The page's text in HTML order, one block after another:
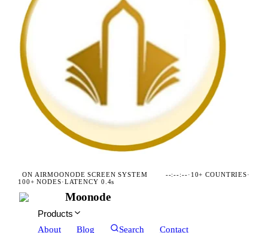
ON AIRMOONODE SCREEN SYSTEM --:--:--· 10+ COUNTRIES·
100+ NODES·LATENCY 0.4s
Moonode
Products
About
Blog Search Contact